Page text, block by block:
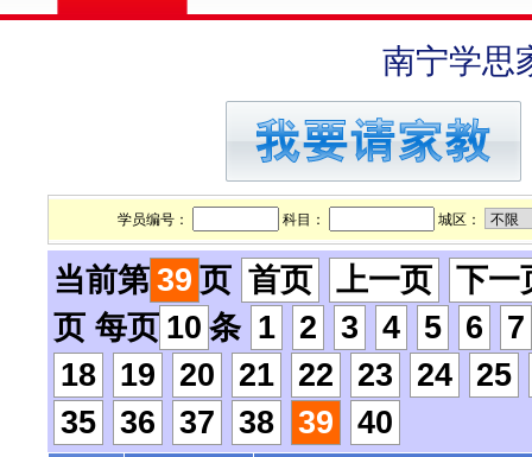
南宁学思
学员编号： 科目： 城区：
当前第 39 页 首页 上一页
下一
页 每页 10 条 1 2 3 4 5 6
7
18
19 20 21 22 23 24
25
35
36 37 38 39 40